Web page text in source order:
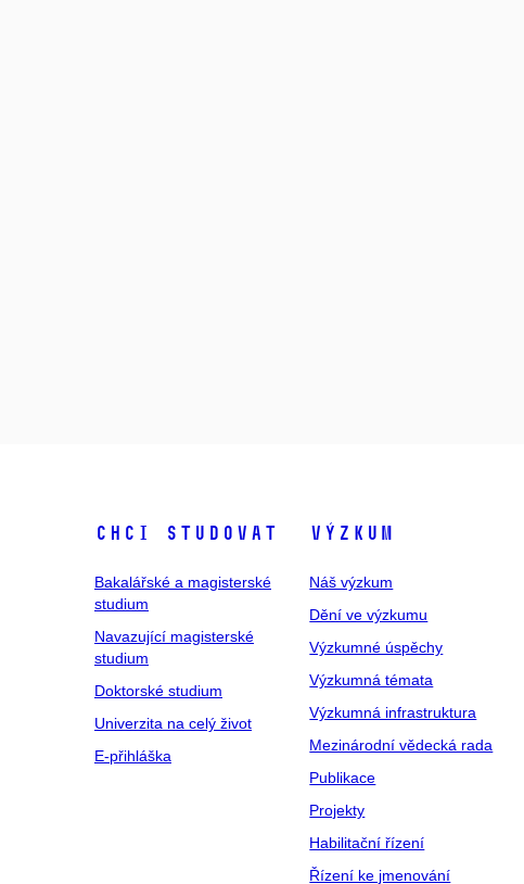
Chci studovat
Bakalářské a magisterské
studium
Navazující magisterské
studium
Doktorské studium
Univerzita na celý život
E-přihláška
Výzkum
Náš výzkum
Dění ve výzkumu
Výzkumné úspěchy
Výzkumná témata
Výzkumná infrastruktura
Mezinárodní vědecká rada
Publikace
Projekty
Habilitační řízení
Řízení ke jmenování